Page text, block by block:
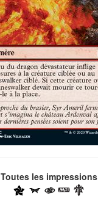
Toutes les impressions